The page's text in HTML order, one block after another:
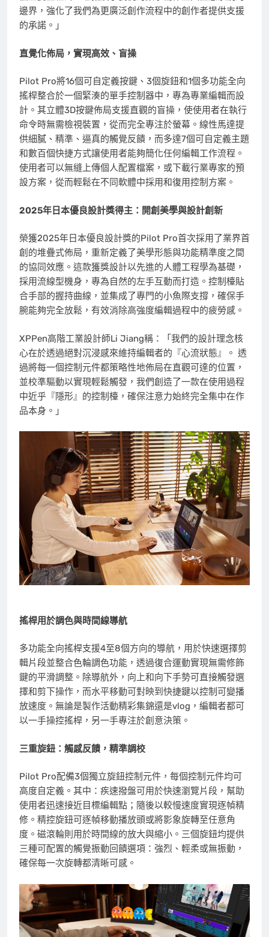
邊界，強化了我們為更廣泛創作流程中的創作者提供支援
的承諾。」
直覺化佈局 ，實現高效、 盲操
Pilot Pro將16個可自定義按鍵、3個旋鈕和1個多功能全向
搖桿整合於一個緊湊的單手控制器中，專為專業編輯而設
計。其立體3D按鍵佈局支援直觀的盲操 ，使使用者在執行
命令時無需檢視裝置，從而完全專注於螢幕。線性馬達提
供細膩、精準、逼真的觸覺反饋，而多達7個可自定義主題
和數百個快捷方式讓使用者能夠簡化任何編輯工作流程。
使用者可以無縫上傳個人配置檔案，或下載行業專家的預
設方案 ，從而輕鬆在不同軟體中採用和復用控制方案。
2025年日本優良設計獎得主：開創美學與設計創新
榮獲2025年日本優良設計獎的Pilot Pro首次採用了業界首
創的堆疊式佈局，重新定義了美學形態與功能精準度之間
的協同效應。這款獲獎設計以先進的人體工程學為基礎，
採用流線型機身，專為自然的左手互動而打造。控制檯貼
合手部的握持曲線，並集成了專門的小魚際支撐，確保手
腕能夠完全放鬆，有效消除高強度編輯過程中的疲勞感。
XPPen高階工業設計師Li Jiang稱：「我們的設計理念核
心在於透過絕對沉浸感來維持編輯者的『心流狀態』。 透
過將每一個控制元件都策略性地佈局在直觀可達的位置，
並校準驅動以實現輕鬆觸發，我們創造了一款在使用過程
中近乎『隱形』的控制檯，確保注意力始終完全集中在作
品本身。」
搖桿用於調色與時間線導航
多功能全向搖桿支援4至8個方向的導航，用於快速選擇剪
輯片段並整合色輪調色功能，透過復合運動實現無需修飾
鍵的平滑調整。除導航外，向上和向下手勢可直接觸發選
擇和剪下操作，而水平移動可對映到快捷鍵以控制可變播
放速度。無論是製作活動精彩集錦還是vlog，編輯者都可
以一手操控搖桿，另一手專注於創意決策。
三重旋鈕 ：觸感反饋，精準調校
Pilot Pro配備3個獨立旋鈕控制元件，每個控制元件均可
高度自定義。其中： 疾速撥盤可用於快速瀏覽片段，幫助
使用者迅速接近目標編輯點；隨後以較慢速度實現逐幀精
修。 精控旋鈕可逐幀移動播放頭或將影象旋轉至任意角
度。 磁滾輪則用於時間線的放大與縮小。三個旋鈕均提供
三種可配置的觸覺振動回饋選項：強烈、輕柔或無振動，
確保每一次旋轉都清晰可感。